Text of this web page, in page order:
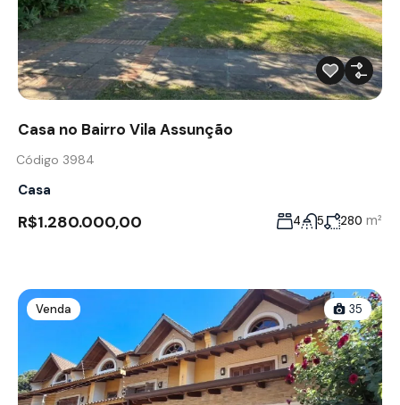
Casa no Bairro Vila Assunção
Código 3984
Casa
R$1.280.000,00 4 5 280 m²
Venda 35